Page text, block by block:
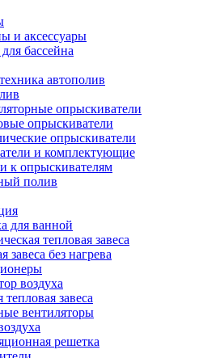
и аксессуары
бассейна
автополив
опрыскиватели
опрыскиватели
опрыскиватели
и комплектующие
к опрыскивателям
полив
для ванной
тепловая завеса
завеса без нагрева
воздуха
тепловая завеса
вентиляторы
решетка